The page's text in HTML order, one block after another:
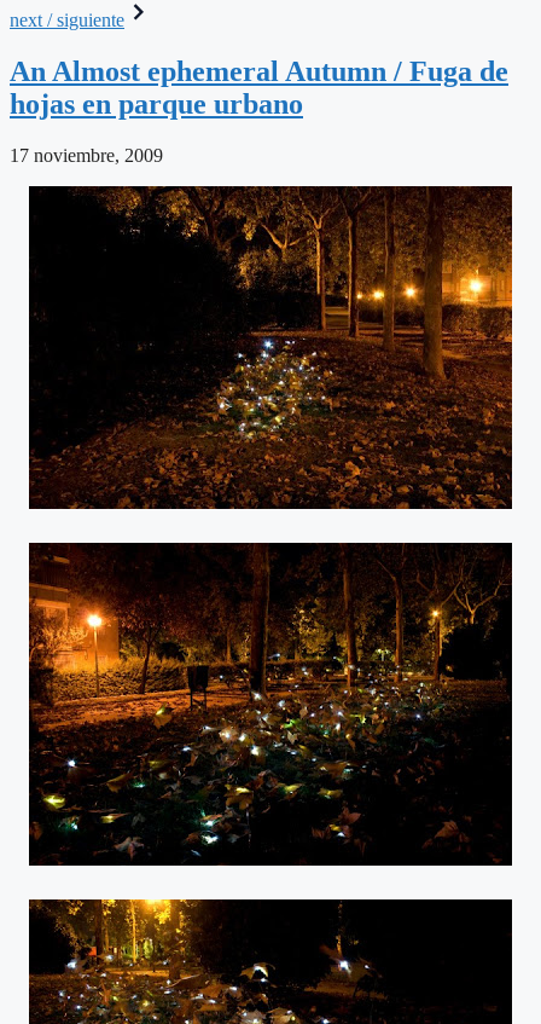
next / siguiente
An Almost ephemeral Autumn / Fuga de
hojas en parque urbano
17 noviembre, 2009